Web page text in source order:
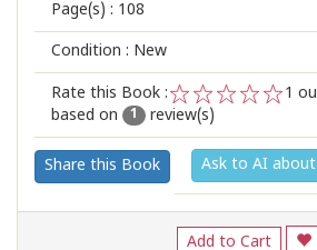
Page(s) : 108
Condition : New
Rate this Book :
2
1
1
based on
1 review(s)
Share this Book Ask to AI
Add to Cart